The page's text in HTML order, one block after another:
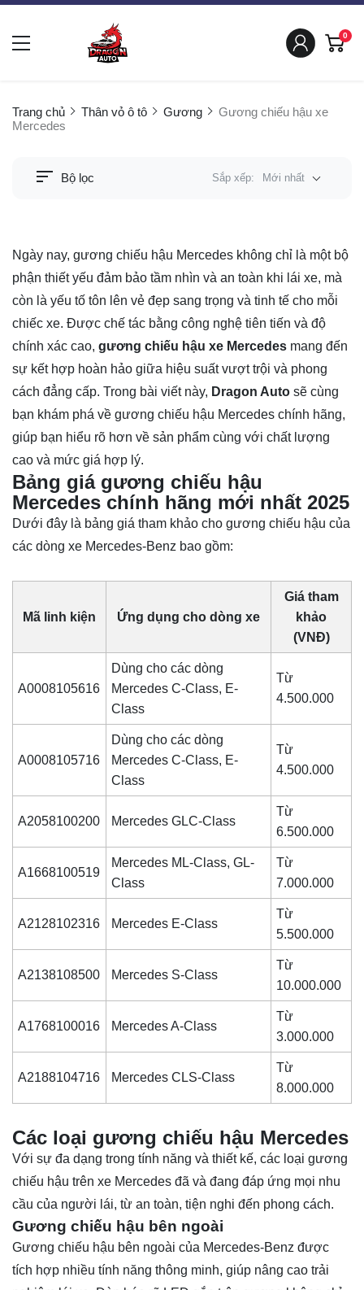
0
Trang chủ Thân vỏ ô tô Gương
Gương chiếu hậu xe
Mercedes
Bộ lọc Sắp xếp: Mới nhất
Ngày nay, gương chiếu hậu Mercedes không chỉ là một bộ
phận thiết yếu đảm bảo tầm nhìn và an toàn khi lái xe, mà
còn là yếu tố tôn lên vẻ đẹp sang trọng và tinh tế cho mỗi
chiếc xe. Được chế tác bằng công nghệ tiên tiến và độ
chính xác cao, gương chiếu hậu xe Mercedes mang đến
sự kết hợp hoàn hảo giữa hiệu suất vượt trội và phong
cách đẳng cấp. Trong bài viết này, Dragon Auto sẽ cùng
bạn khám phá về gương chiếu hậu Mercedes chính hãng,
giúp bạn hiểu rõ hơn về sản phẩm cùng với chất lượng
cao và mức giá hợp lý.
Bảng giá gương chiếu hậu
Mercedes chính hãng mới nhất 2025
Dưới đây là bảng giá tham khảo cho gương chiếu hậu của
các dòng xe Mercedes-Benz bao gồm:
Mã linh kiện Ứng dụng cho dòng xe
Giá tham
khảo
(VNĐ)
A0008105616
Dùng cho các dòng
Mercedes C-Class, E-
Class
Từ
4.500.000
A0008105716
Dùng cho các dòng
Mercedes C-Class, E-
Class
Từ
4.500.000
A2058100200 Mercedes GLC-Class
Từ
6.500.000
A1668100519
Mercedes ML-Class, GL-
Class
Từ
7.000.000
A2128102316 Mercedes E-Class
Từ
5.500.000
A2138108500 Mercedes S-Class
Từ
10.000.000
A1768100016 Mercedes A-Class
Từ
3.000.000
A2188104716 Mercedes CLS-Class
Từ
8.000.000
Các loại gương chiếu hậu Mercedes
Với sự đa dạng trong tính năng và thiết kế, các loại gương
chiếu hậu trên xe Mercedes đã và đang đáp ứng mọi nhu
cầu của người lái, từ an toàn, tiện nghi đến phong cách.
Gương chiếu hậu bên ngoài
Gương chiếu hậu bên ngoài của Mercedes-Benz được
tích hợp nhiều tính năng thông minh, giúp nâng cao trải